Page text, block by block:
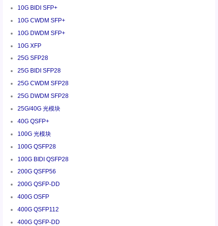
10G BIDI SFP+
10G CWDM SFP+
10G DWDM SFP+
10G XFP
25G SFP28
25G BIDI SFP28
25G CWDM SFP28
25G DWDM SFP28
25G/40G 光模块
40G QSFP+
100G 光模块
100G QSFP28
100G BIDI QSFP28
200G QSFP56
200G QSFP-DD
400G OSFP
400G QSFP112
400G QSFP-DD